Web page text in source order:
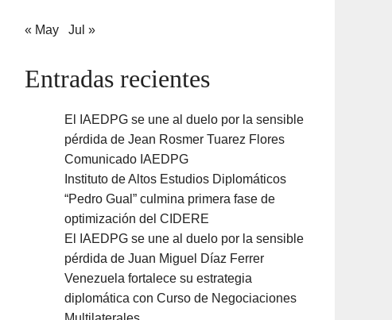
« May Jul »
Entradas recientes
El IAEDPG se une al duelo por la sensible
pérdida de Jean Rosmer Tuarez Flores
Comunicado IAEDPG
Instituto de Altos Estudios Diplomáticos
“Pedro Gual” culmina primera fase de
optimización del CIDERE
El IAEDPG se une al duelo por la sensible
pérdida de Juan Miguel Díaz Ferrer
Venezuela fortalece su estrategia
diplomática con Curso de Negociaciones